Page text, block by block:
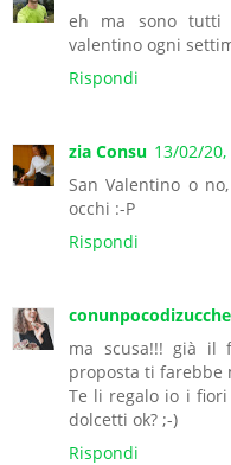
eh ma sono tutti
valentino ogni
Rispondi
zia Consu 13/02/20,
San Valentino o
occhi :-P
Rispondi
ma scusa!!! già il
proposta ti farebbe
Te li regalo io i
dolcetti ok? ;-)
Rispondi